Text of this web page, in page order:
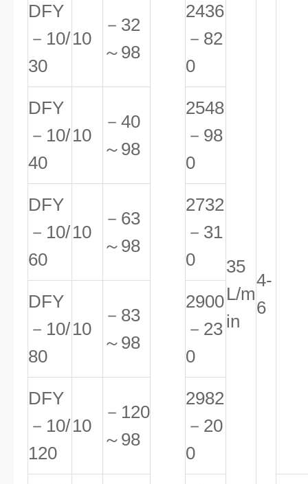
35
L/m
in
4-
6
DFY
－10/
30
10
－32
～98
2436
－82
0
DFY
－10/
40
10
－40
～98
2548
－98
0
DFY
－10/
60
10
－63
～98
2732
－31
0
DFY
－10/
80
10
－83
～98
2900
－23
0
DFY
－10/
120
10
－120
～98
2982
－20
0